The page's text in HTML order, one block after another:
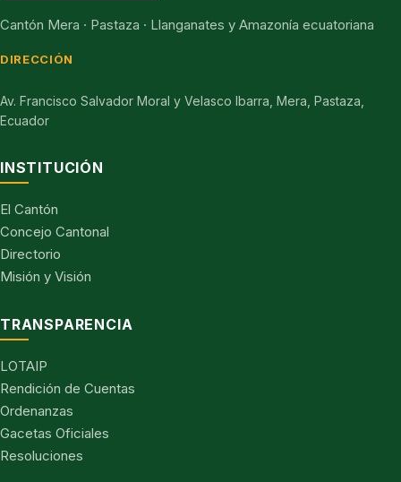
Cantón Mera · Pastaza · Llanganates y Amazonía ecuatoriana
DIRECCIÓN
Av. Francisco Salvador Moral y Velasco Ibarra, Mera, Pastaza,
Ecuador
INSTITUCIÓN
El Cantón
Concejo Cantonal
Directorio
Misión y Visión
TRANSPARENCIA
LOTAIP
Rendición de Cuentas
Ordenanzas
Gacetas Oficiales
Resoluciones